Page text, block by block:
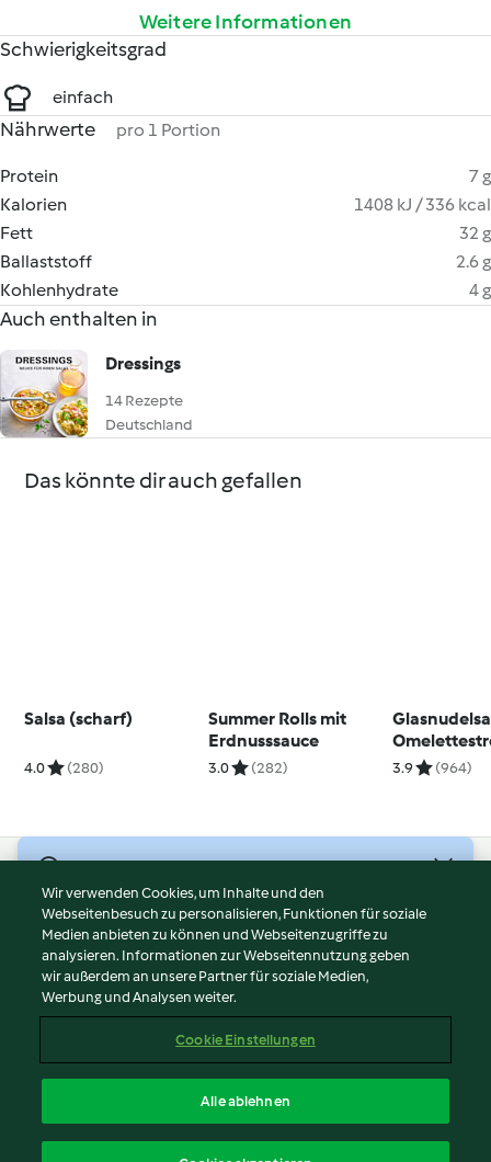
Weitere Informationen
Schwierigkeitsgrad
einfach
Nährwerte pro 1 Portion
Protein
7 g
Kalorien
1408 kJ / 336 kcal
Fett
32 g
Ballaststoff
2.6 g
Kohlenhydrate
4 g
Auch enthalten in
Dressings
14 Rezepte
Deutschland
Das könnte dir auch gefallen
Salsa (scharf)
4.0 (280)
Summer Rolls mit
Erdnusssauce
3.0 (282) 3.9 (964)
Nutzungsbedingungen
Datenschutzrichtlinien
Disclaimer
Impressum
Inhalt melden
Erklärung zur Barrierefreiheit
Wir verwenden Cookies, um Inhalte und den
Webseitenbesuch zu personalisieren, Funktionen für soziale
Medien anbieten zu können und Webseitenzugriffe zu
analysieren. Informationen zur Webseitennutzung geben
wir außerdem an unsere Partner für soziale Medien,
Werbung und Analysen weiter.
Cookie Einstellungen
Alle ablehnen